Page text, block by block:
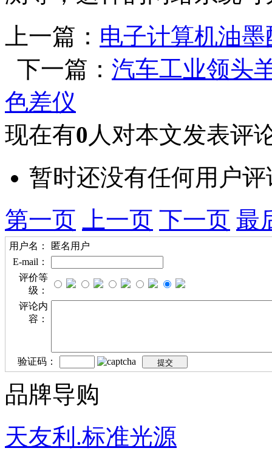
上一篇： 电子计算机油
下一篇： 汽车工业领头
色差仪
现在有0 人对本文发表评
暂时还没有任何用户评
第一页
上一页 下一页 最
用户名：
匿名用户
E-mail：
评价等
级：
评论内
容：
验证码：
品牌导购
天友利.标准光源